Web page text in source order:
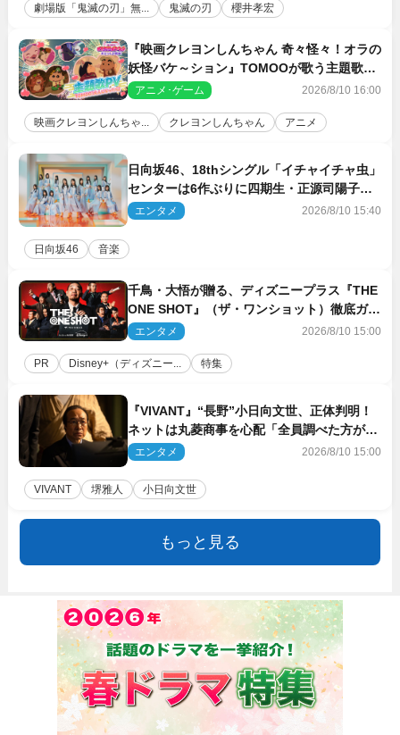
劇場版「鬼滅の刃」無... 鬼滅の刃 櫻井孝宏
『映画クレヨンしんちゃん 奇々怪々！オラの
妖怪バケ～ション』TOMOOが歌う主題歌
「大人になったら」PV解禁
アニメ･ゲーム 2026/8/10 16:00
映画クレヨンしんちゃ... クレヨンしんちゃん アニメ
日向坂46、18thシングル「イチャイチャ虫」
センターは6作ぶりに四期生・正源司陽子
新ビジュアル解禁
エンタメ 2026/8/10 15:40
日向坂46 音楽
千鳥・大悟が贈る、ディズニープラス『THE
ONE SHOT』（ザ・ワンショット）徹底ガイ
ド！ 今のお笑い界に一石を投じる“真の笑
エンタメ 2026/8/10 15:00
PR Disney+（ディズニー... 特集
『VIVANT』“長野”小日向文世、正体判明！
ネットは丸菱商事を心配「全員調べた方がい
い」「魔境すぎん？？」
エンタメ 2026/8/10 15:00
VIVANT 堺雅人 小日向文世
もっと見る